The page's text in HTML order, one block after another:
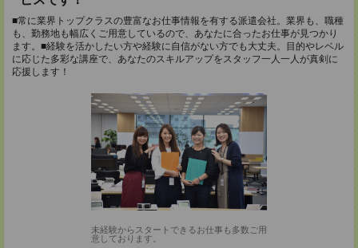
■常に業界トップクラスの豊富なお仕事情報を有する派遣会社。業界も、職種
も、勤務地も幅広くご用意しているので、あなたに合ったお仕事が見つかり
ます。■経験を活かしたい方や経験に自信がない方でも大丈夫。目的やレベル
に応じた多彩な講座で、あなたのスキルアップをスタッフ一人一人が真剣に
応援します！
未経験からスタートできるお仕事も多数ご用
意しております。